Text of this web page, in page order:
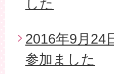
した
2016年9月24
参加ました